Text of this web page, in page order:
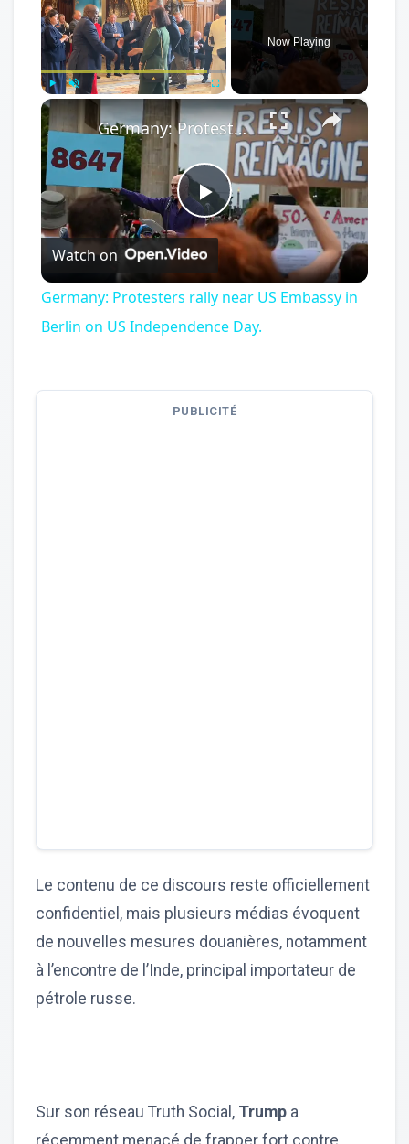
Now Playing
×
Play
Video
Germany: Protesters rally near US Embassy in Berlin on US Independence Day.
Watch on
Germany: Protesters rally near US Embassy in
Berlin on US Independence Day.
PUBLICITÉ
Le contenu de ce discours reste officiellement
confidentiel, mais plusieurs médias évoquent
de nouvelles mesures douanières, notamment
à l’encontre de l’Inde, principal importateur de
pétrole russe.
Sur son réseau Truth Social, Trump a